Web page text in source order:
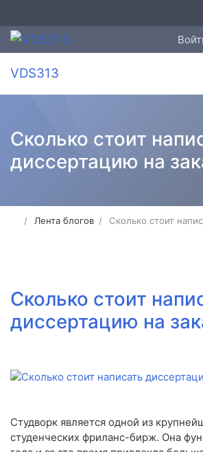
VDS313
Сколько стоит
диссертацию на
Лента блогов Сколько стоит
Сколько стоит
диссертацию на
Студворк является одной из
студенческих фриланс-бирж. Она